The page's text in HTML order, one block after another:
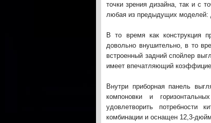
точки зрения дизайна, так и с
любая из предыдущих
В то время как конструкция
довольно внушительно, в то
встроенный задний спойлер
имеет впечатляющий
Внутри приборная панель
компоновки и
удовлетворить потребности
комбинации и оснащен 12,3-